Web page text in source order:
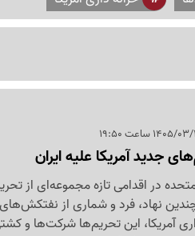
جدید آمریکا علیه ایران
در اقدامی تازه مجموعه‌ای از
نهاد، فرد و شماری از
آمریکا، این تحریم‌ها شرکت‌ها و